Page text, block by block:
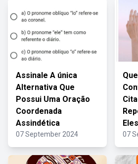
Assinale A única
Alternativa Que
Possui Uma Oração
Coordenada
Assindética
07 September 2024 07